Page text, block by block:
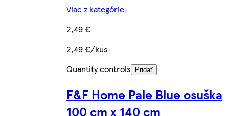
Viac z kategórie
2,49 €
2,49 €/kus
Quantity controls
Pridať
F&F Home Pale Blue osuška
100 cm x 140 cm